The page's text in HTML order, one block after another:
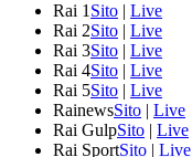
Rai 1 Sito | Live
Rai 2Sito | Live
Rai 3Sito | Live
Rai 4Sito | Live
Rai 5Sito | Live
RainewsSito | Live
Rai GulpSito | Live
Rai SportSito | Live